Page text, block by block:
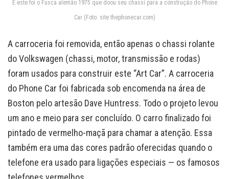
E este foi o Fusca alemão 1975 que doou seu chassi para a construção do Phone
Car (Foto: site thephonecar.com)
A carroceria foi removida, então apenas o chassi rolante
do Volkswagen (chassi, motor, transmissão e rodas)
foram usados para construir este “Art Car”. A carroceria
do Phone Car foi fabricada sob encomenda na área de
Boston pelo artesão Dave Huntress. Todo o projeto levou
um ano e meio para ser concluído. O carro finalizado foi
pintado de vermelho-maçã para chamar a atenção. Essa
também era uma das cores padrão oferecidas quando o
telefone era usado para ligações especiais — os famosos